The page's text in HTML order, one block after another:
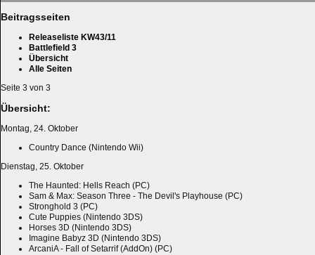
Beitragsseiten
Releaseliste KW43/11
Battlefield 3
Übersicht
Alle Seiten
Seite 3 von 3
Übersicht:
Montag, 24. Oktober
Country Dance (Nintendo Wii)
Dienstag, 25. Oktober
The Haunted: Hells Reach (PC)
Sam & Max: Season Three - The Devil's Playhouse (PC)
Stronghold 3 (PC)
Cute Puppies (Nintendo 3DS)
Horses 3D (Nintendo 3DS)
Imagine Babyz 3D (Nintendo 3DS)
ArcaniA - Fall of Setarrif (AddOn) (PC)